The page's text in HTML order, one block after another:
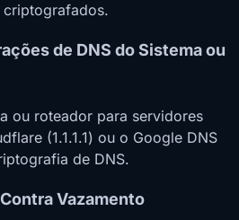
criptografados.
de DNS do Sistema ou
ou roteador para servidores
(1.1.1.1) ou o Google DNS
de DNS.
Vazamento